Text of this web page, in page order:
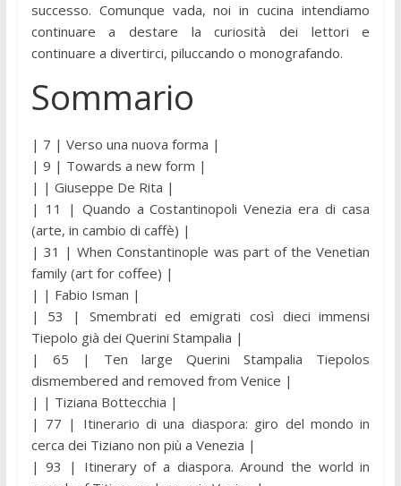
successo. Comunque vada, noi in cucina intendiamo
continuare a destare la curiosità dei lettori e
continuare a divertirci, piluccando o monografando.
Sommario
| 7 | Verso una nuova forma |
| 9 | Towards a new form |
| | Giuseppe De Rita |
| 11 | Quando a Costantinopoli Venezia era di casa
(arte, in cambio di caffè) |
| 31 | When Constantinople was part of the Venetian
family (art for coffee) |
| | Fabio Isman |
| 53 | Smembrati ed emigrati così dieci immensi
Tiepolo già dei Querini Stampalia |
| 65 | Ten large Querini Stampalia Tiepolos
dismembered and removed from Venice |
| | Tiziana Bottecchia |
| 77 | Itinerario di una diaspora: giro del mondo in
cerca dei Tiziano non più a Venezia |
| 93 | Itinerary of a diaspora. Around the world in